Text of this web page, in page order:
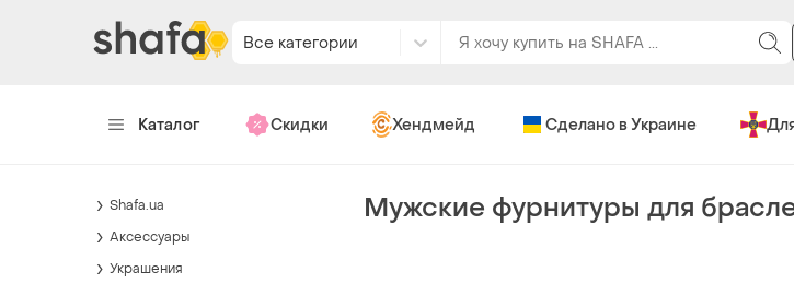
Все категории
Каталог Скидки Хендмейд Сделано в Украине
Мужские фурнитуры для
Shafa.ua
Аксессуары
Украшения